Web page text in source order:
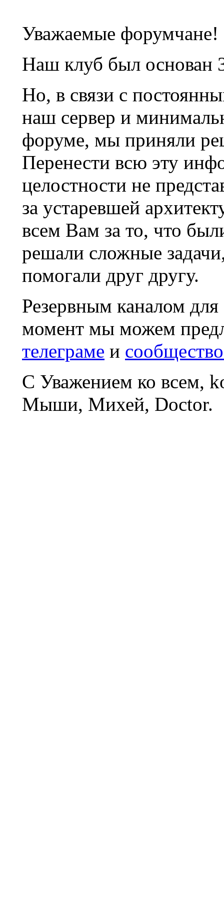
Уважаемые форумчане!
Наш клуб был основан
Но, в связи с
наш сервер и
форуме, мы приняли
Перенести всю эту
целостности не
за устаревшей
всем Вам за то, что
решали сложные
помогали друг другу.
Резервным каналом
момент мы можем
телеграме и
С Уважением ко всем,
Мыши, Михей, Doctor.